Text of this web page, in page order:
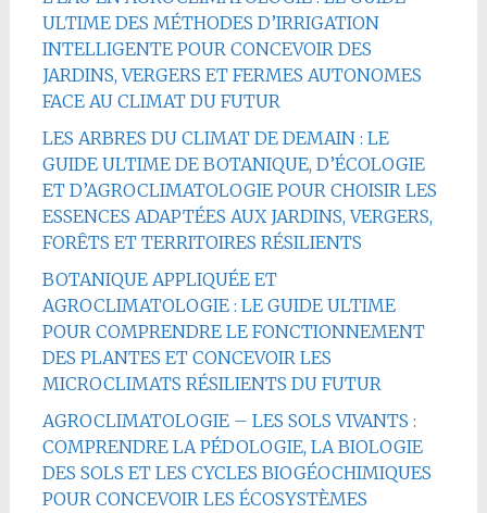
ULTIME DES MÉTHODES D’IRRIGATION
INTELLIGENTE POUR CONCEVOIR DES
JARDINS, VERGERS ET FERMES AUTONOMES
FACE AU CLIMAT DU FUTUR
LES ARBRES DU CLIMAT DE DEMAIN : LE
GUIDE ULTIME DE BOTANIQUE, D’ÉCOLOGIE
ET D’AGROCLIMATOLOGIE POUR CHOISIR LES
ESSENCES ADAPTÉES AUX JARDINS, VERGERS,
FORÊTS ET TERRITOIRES RÉSILIENTS
BOTANIQUE APPLIQUÉE ET
AGROCLIMATOLOGIE : LE GUIDE ULTIME
POUR COMPRENDRE LE FONCTIONNEMENT
DES PLANTES ET CONCEVOIR LES
MICROCLIMATS RÉSILIENTS DU FUTUR
AGROCLIMATOLOGIE – LES SOLS VIVANTS :
COMPRENDRE LA PÉDOLOGIE, LA BIOLOGIE
DES SOLS ET LES CYCLES BIOGÉOCHIMIQUES
POUR CONCEVOIR LES ÉCOSYSTÈMES